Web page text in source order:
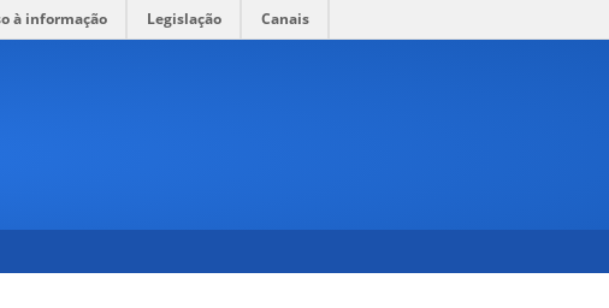
à informação Legislação Canais